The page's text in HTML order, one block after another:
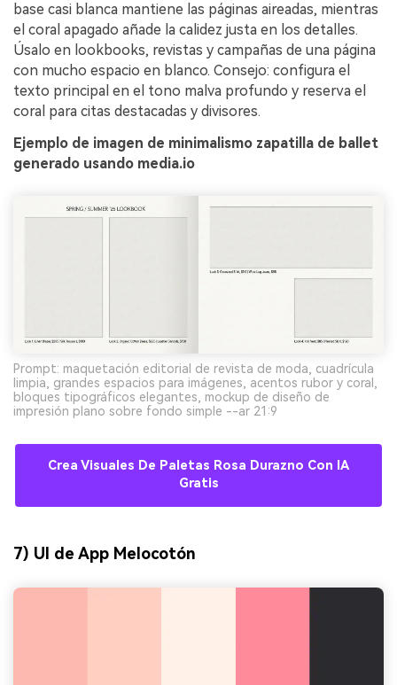
base casi blanca mantiene las páginas aireadas, mientras
el coral apagado añade la calidez justa en los detalles.
Úsalo en lookbooks, revistas y campañas de una página
con mucho espacio en blanco. Consejo: configura el
texto principal en el tono malva profundo y reserva el
coral para citas destacadas y divisores.
Ejemplo de imagen de minimalismo zapatilla de ballet
generado usando media.io
Prompt: maquetación editorial de revista de moda, cuadrícula
limpia, grandes espacios para imágenes, acentos rubor y coral,
bloques tipográficos elegantes, mockup de diseño de
impresión plano sobre fondo simple --ar 21:9
Crea Visuales De Paletas Rosa Durazno Con IA
Gratis
7) UI de App Melocotón